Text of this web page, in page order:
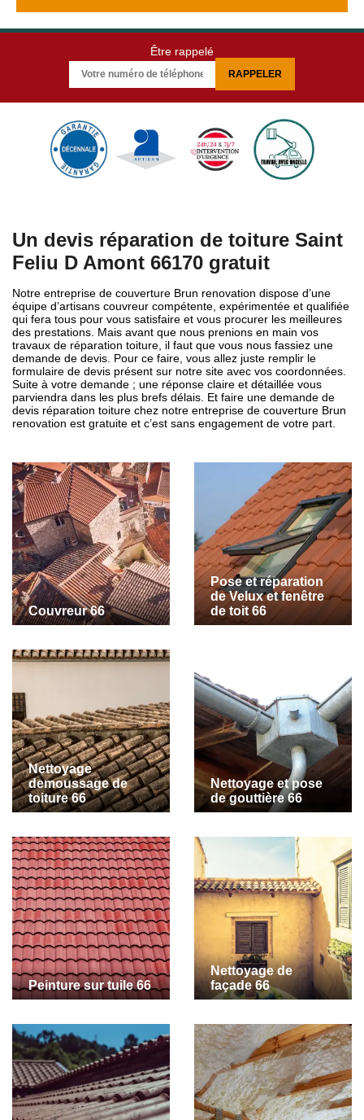
Être rappelé
Un devis réparation de toiture Saint
Feliu D Amont 66170 gratuit
Notre entreprise de couverture Brun renovation dispose d’une
équipe d’artisans couvreur compétente, expérimentée et qualifiée
qui fera tous pour vous satisfaire et vous procurer les meilleures
des prestations. Mais avant que nous prenions en main vos
travaux de réparation toiture, il faut que vous nous fassiez une
demande de devis. Pour ce faire, vous allez juste remplir le
formulaire de devis présent sur notre site avec vos coordonnées.
Suite à votre demande ; une réponse claire et détaillée vous
parviendra dans les plus brefs délais. Et faire une demande de
devis réparation toiture chez notre entreprise de couverture Brun
renovation est gratuite et c’est sans engagement de votre part.
Couvreur 66
Pose et réparation
de Velux et fenêtre
de toit 66
Nettoyage
demoussage de
toiture 66
Nettoyage et pose
de gouttière 66
Peinture sur tuile 66
Nettoyage de
façade 66